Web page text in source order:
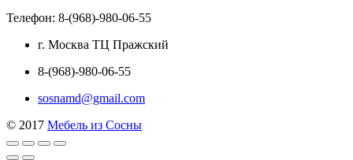
Телефон: 8-(968)-980-06-55
г. Москва ТЦ Пражский
8-(968)-980-06-55
sosnamd@gmail.com
© 2017 Мебель из Сосны